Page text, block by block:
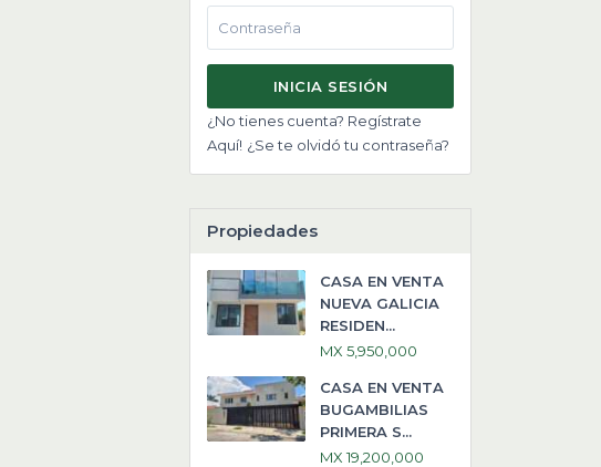
INICIA SESIÓN
¿No tienes cuenta? Regístrate
Aquí! ¿Se te olvidó tu contraseña?
Propiedades
CASA EN VENTA
NUEVA GALICIA
RESIDEN...
MX 5,950,000
CASA EN VENTA
BUGAMBILIAS
PRIMERA S...
MX 19,200,000